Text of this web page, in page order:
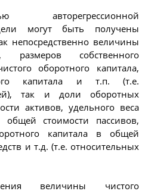
могут быть получены
непосредственно величины
размеров собственного
оборотного капитала,
капитала и т.п. (т.е.
так и доли оборотных
активов, удельного веса
общей стоимости пассивов,
капитала в общей
и т.д. (т.е. относительных
величины чистого